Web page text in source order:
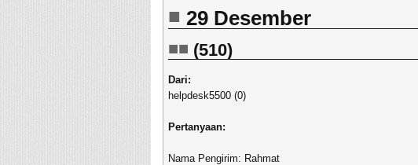
29 Desember
(510)
Dari:
helpdesk5500 (0)
Pertanyaan:
Nama Pengirim: Rahmat